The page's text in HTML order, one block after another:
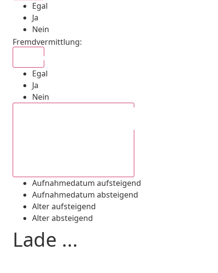
Egal
Ja
Nein
Fremdvermittlung:
Egal
Ja
Nein
Aufnahmedatum aufsteigend
Aufnahmedatum absteigend
Alter aufsteigend
Alter absteigend
Lade ...